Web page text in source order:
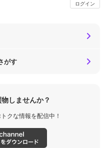
ログイン
がす
しませんか？
クな情報を配信中！